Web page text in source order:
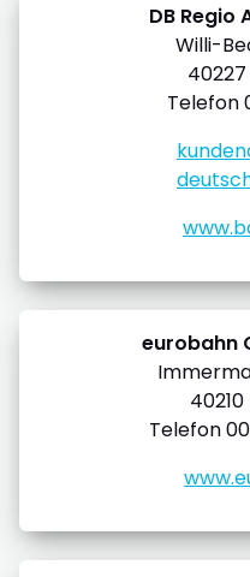
DB Regio
Willi-
Telefon
eurobahn
Telefon